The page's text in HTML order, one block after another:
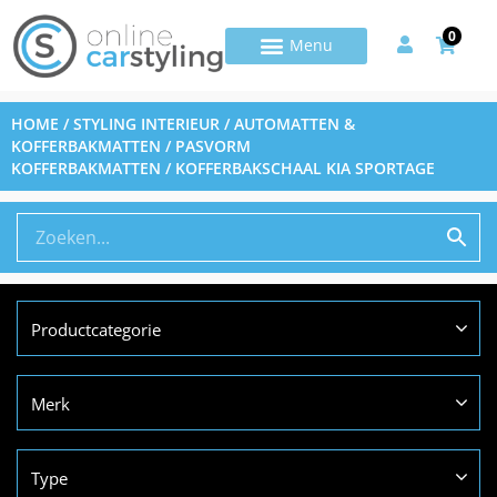
0
HOME /STYLING INTERIEUR /AUTOMATTEN &
KOFFERBAKMATTEN / PASVORM
KOFFERBAKMATTEN / KOFFERBAKSCHAAL KIA SPORTAGE
Productcategorie
Merk
Type